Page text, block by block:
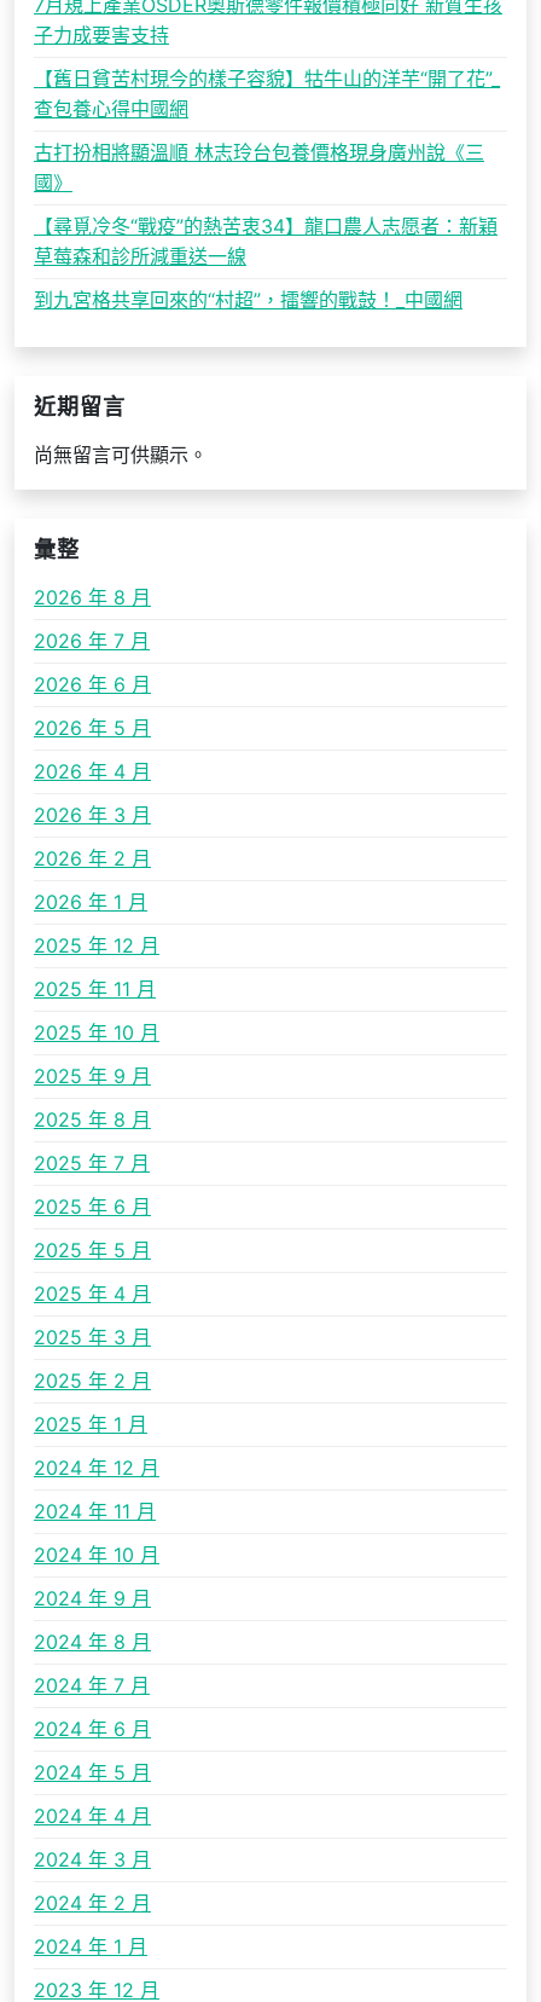
7月規上產業OSDER奧斯德零件報價積極向好 新質生孩
子力成要害支持
【舊日貧苦村現今的樣子容貌】牯牛山的洋芋“開了花”_
查包養心得中國網
古打扮相將顯溫順 林志玲台包養價格現身廣州說《三
國》
【尋覓冷冬“戰疫”的熱苦衷34】龍口農人志愿者：新穎
草莓森和診所減重送一線
到九宮格共享回來的“村超”，擂響的戰鼓！_中國網
近期留言
尚無留言可供顯示。
彙整
2026 年 8 月
2026 年 7 月
2026 年 6 月
2026 年 5 月
2026 年 4 月
2026 年 3 月
2026 年 2 月
2026 年 1 月
2025 年 12 月
2025 年 11 月
2025 年 10 月
2025 年 9 月
2025 年 8 月
2025 年 7 月
2025 年 6 月
2025 年 5 月
2025 年 4 月
2025 年 3 月
2025 年 2 月
2025 年 1 月
2024 年 12 月
2024 年 11 月
2024 年 10 月
2024 年 9 月
2024 年 8 月
2024 年 7 月
2024 年 6 月
2024 年 5 月
2024 年 4 月
2024 年 3 月
2024 年 2 月
2024 年 1 月
2023 年 12 月